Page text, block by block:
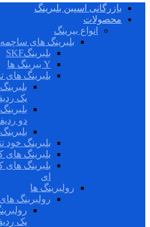
بازرگانی اسپین بلبرینگ
محصولات
انواع بیرینگ
بلبرینگ های
بلبرینگSKF
Y بیرینگ ها
بلبرینگ های
یک
دو
بلبرینگ خود
بلبرینگ
بلبرینگ
ای
رولبرینگ ها
رولبرینگ
یک